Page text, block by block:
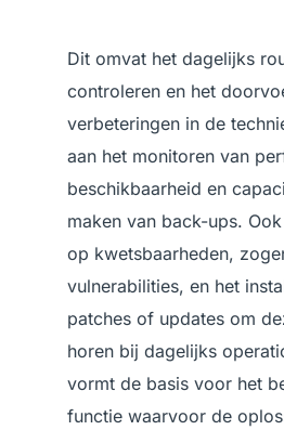
Dit omvat het dagelijks
controleren en het
verbeteringen in de
aan het monitoren van
beschikbaarheid en
maken van back-ups.
op kwetsbaarheden,
vulnerabilities, en het
patches of updates om
horen bij dagelijks
vormt de basis voor het
functie waarvoor de